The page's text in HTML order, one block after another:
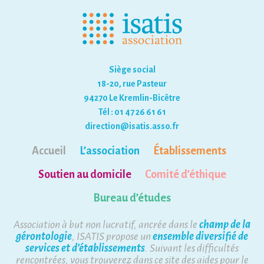
Siège social
18-20, rue Pasteur
94270 Le Kremlin-Bicêtre
Tél : 01 47 26 61 61
direction@isatis.asso.fr
Accueil L’association
Établissements
Soutien au domicile
Comité d’éthique
Bureau d’études
Association à but non lucratif, ancrée dans le champ de la
gérontologie, ISATIS propose un ensemble diversifié de
services et d’établissements. Suivant les difficultés
rencontrées, vous trouverez dans ce site des aides pour le